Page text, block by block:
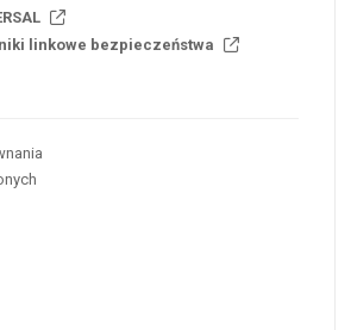
linkowe bezpieczeństwa